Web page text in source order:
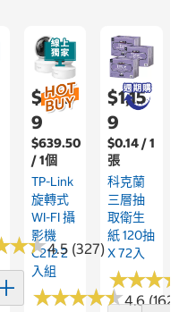
★★
★★4.5 (327)
$1,59
9
$639.50
/ 1個
TP-Link
旋轉式
WI-FI 攝
影機
C212 2
入組
★★★★★
★★★★★4.6 (162)
$1,15
9
$0.14 / 1
張
科克蘭
三層抽
取衛生
紙 120抽
X 72入
★★★
★★★